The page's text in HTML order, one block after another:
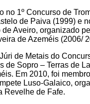
no 1º Concurso de
de Paiva (1999) e
de Aveiro, organizado
de Azeméis (2006/
de Metais do
de Sopro – Terras de
Em 2010, foi
Luso-Galaico,
Revelhe de Fafe.